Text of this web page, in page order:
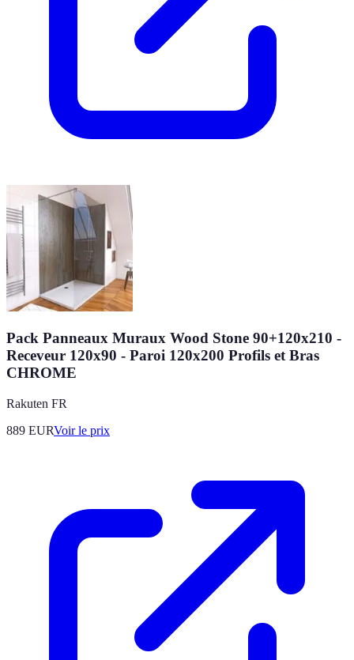
Pack Panneaux Muraux Wood Stone 90+120x210 -
Receveur 120x90 - Paroi 120x200 Profils et Bras
CHROME
Rakuten FR
889 EURVoir le prix